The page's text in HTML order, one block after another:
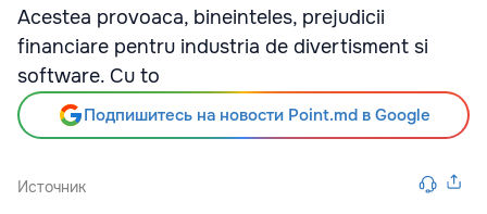
Acestea provoaca, bineinteles, prejudicii
financiare pentru industria de divertisment si
software. Cu to
Подпишитесь на новости Point.md в Google
Источник